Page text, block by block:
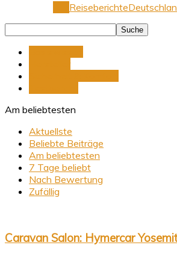
Reiseberichte
Am beliebtesten
Aktuellste
Beliebte Beiträge
Am beliebtesten
7 Tage beliebt
Nach Bewertung
Zufällig
Caravan Salon: Hymercar